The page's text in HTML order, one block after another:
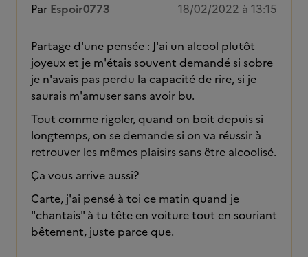
Par Espoir0773 18/02/2022 à 13:15
Partage d'une pensée : J'ai un alcool plutôt
joyeux et je m'étais souvent demandé si sobre
je n'avais pas perdu la capacité de rire, si je
saurais m'amuser sans avoir bu.
Tout comme rigoler, quand on boit depuis si
longtemps, on se demande si on va réussir à
retrouver les mêmes plaisirs sans être alcoolisé.
Ça vous arrive aussi?
Carte, j'ai pensé à toi ce matin quand je
"chantais" à tu tête en voiture tout en souriant
bêtement, juste parce que.